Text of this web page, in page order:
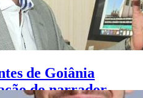
de Goiânia
do narrador